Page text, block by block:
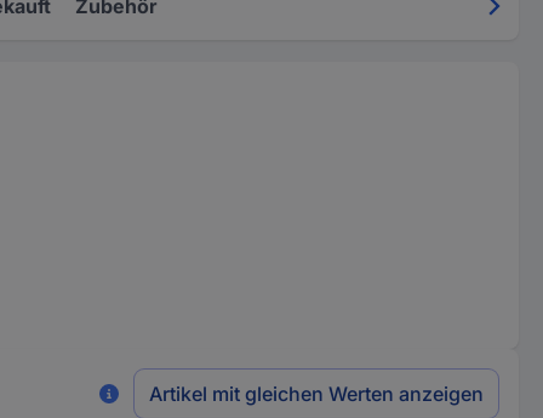
Zubehör
Artikel mit gleichen Werten anzeigen